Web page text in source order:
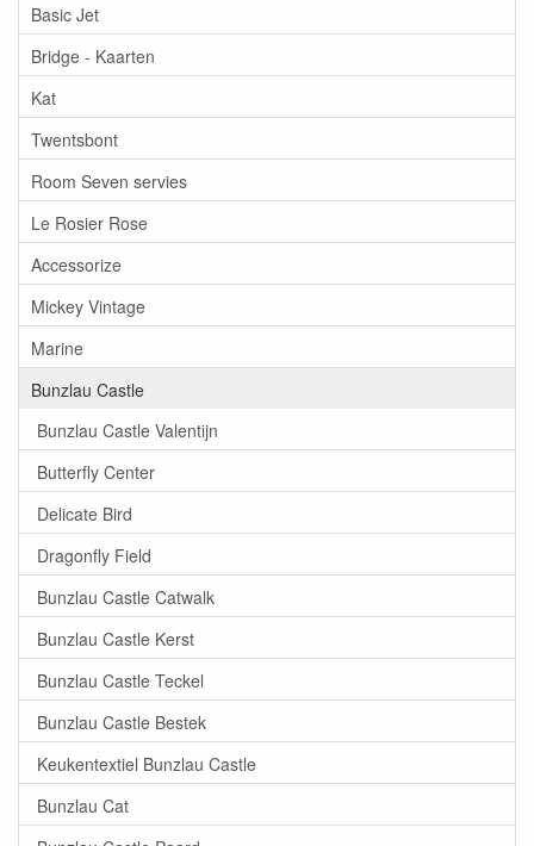
Basic Jet
Bridge - Kaarten
Kat
Twentsbont
Room Seven servies
Le Rosier Rose
Accessorize
Mickey Vintage
Marine
Bunzlau Castle
Bunzlau Castle Valentijn
Butterfly Center
Delicate Bird
Dragonfly Field
Bunzlau Castle Catwalk
Bunzlau Castle Kerst
Bunzlau Castle Teckel
Bunzlau Castle Bestek
Keukentextiel Bunzlau Castle
Bunzlau Cat